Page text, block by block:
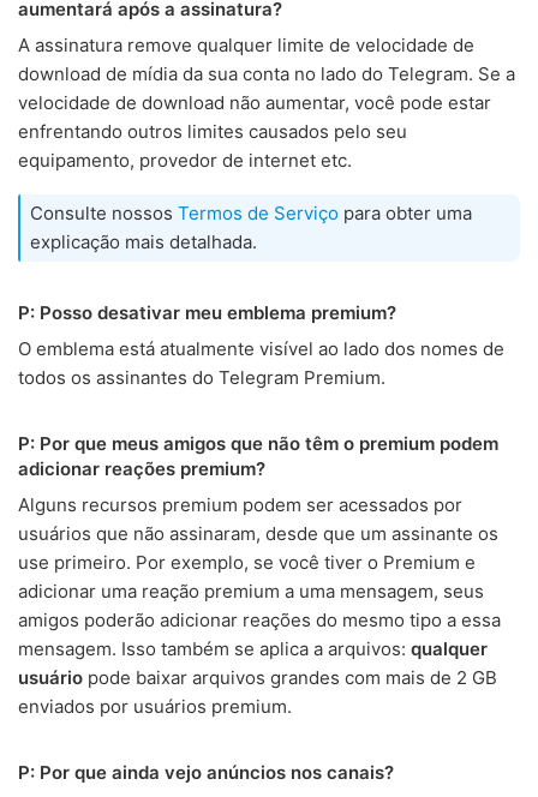
aumentará após a assinatura?
A assinatura remove qualquer limite de velocidade de
download de mídia da sua conta no lado do Telegram. Se a
velocidade de download não aumentar, você pode estar
enfrentando outros limites causados pelo seu
equipamento, provedor de internet etc.
Consulte nossos Termos de Serviço para obter uma
explicação mais detalhada.
P: Posso desativar meu emblema premium?
O emblema está atualmente visível ao lado dos nomes de
todos os assinantes do Telegram Premium.
P: Por que meus amigos que não têm o premium podem
adicionar reações premium?
Alguns recursos premium podem ser acessados por
usuários que não assinaram, desde que um assinante os
use primeiro. Por exemplo, se você tiver o Premium e
adicionar uma reação premium a uma mensagem, seus
amigos poderão adicionar reações do mesmo tipo a essa
mensagem. Isso também se aplica a arquivos: qualquer
usuário pode baixar arquivos grandes com mais de 2 GB
enviados por usuários premium.
P: Por que ainda vejo anúncios nos canais?